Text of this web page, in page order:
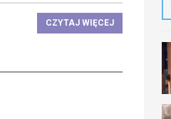
CZYTAJ WIĘCEJ